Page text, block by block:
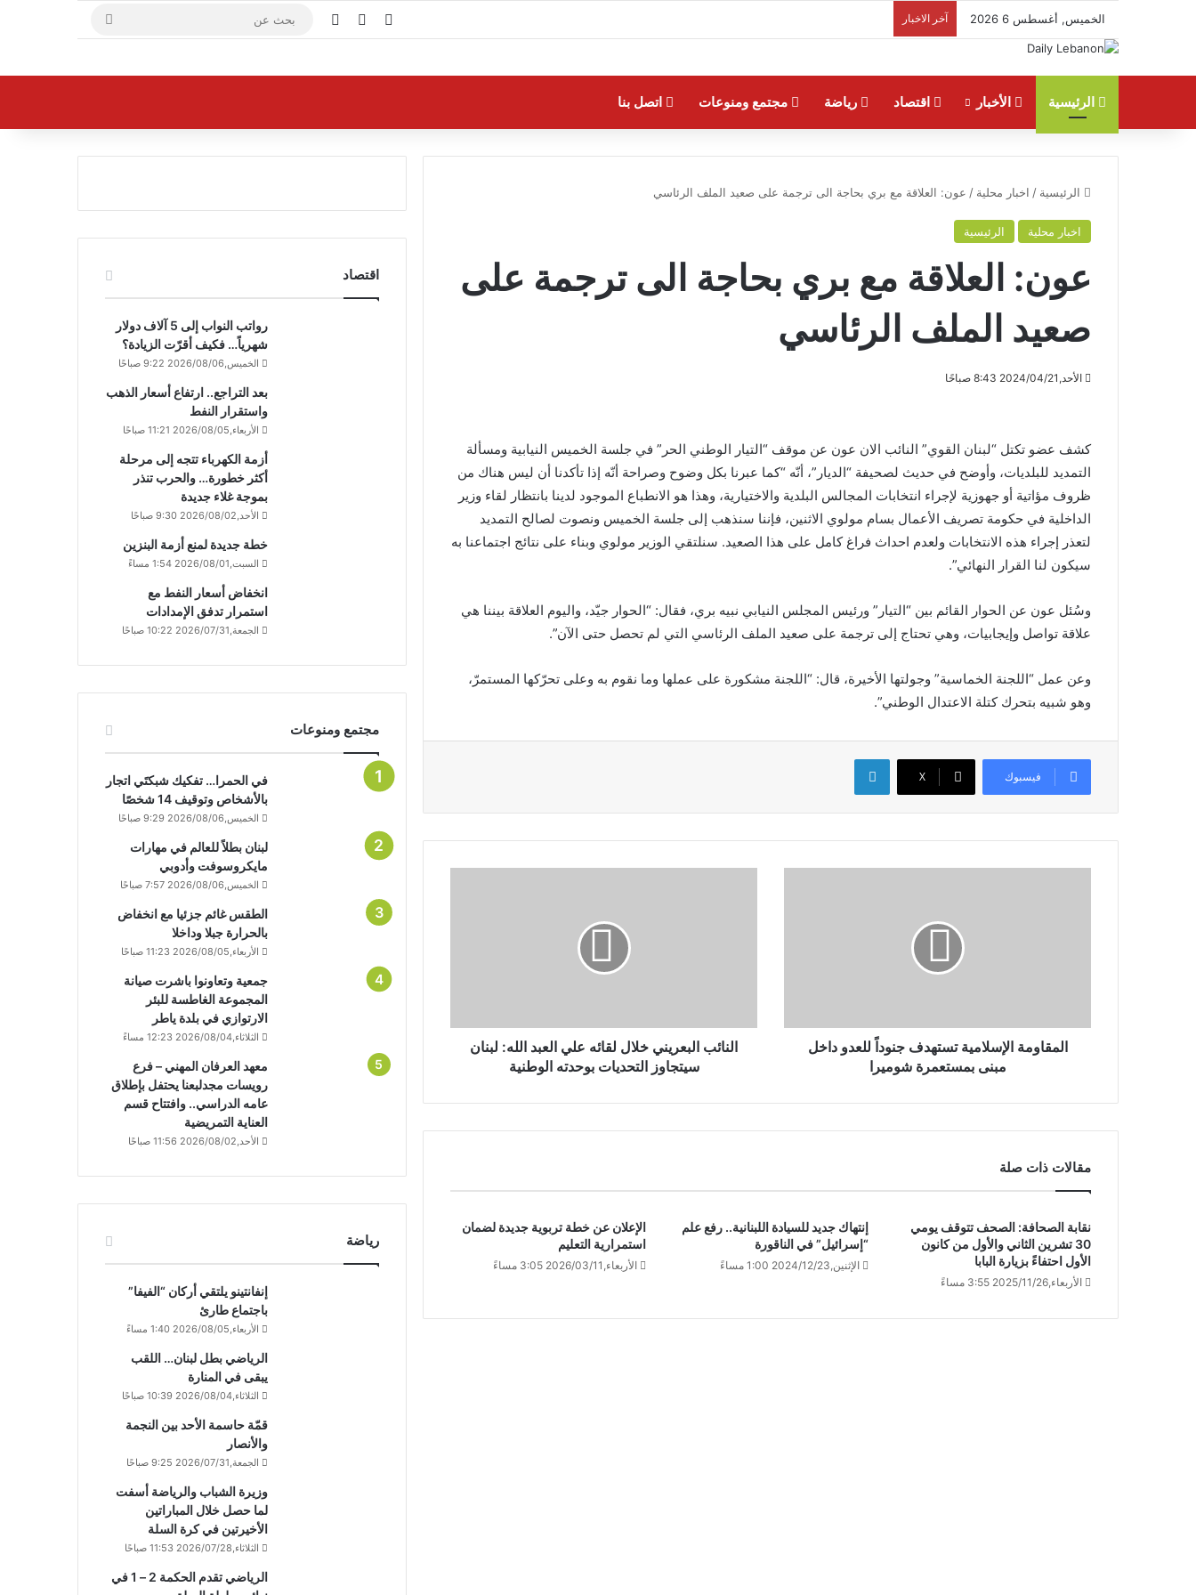
الخميس, أغسطس 6 2026 آخر الاخبار فيسبوك يوتيوب
الرئيسية الأخبار اقتصاد رياضة مجتمع ومنوعات اتصل بنا
الرئيسية / اخبار محلية / عون: العلاقة مع بري بحاجة الى ترجمة على صعيد الملف الرئاسي
اخبار محلية الرئيسية
عون: العلاقة مع بري بحاجة الى ترجمة على
صعيد الملف الرئاسي
الأحد,2024/04/21 8:43 صباحًا
كشف عضو تكتل “لبنان القوي” النائب الان عون عن موقف “التيار الوطني الحر” في جلسة الخميس النيابية ومسألة
التمديد للبلديات، وأوضح في حديث لصحيفة “الديار”، أنّه “كما عبرنا بكل وضوح وصراحة أنّه إذا تأكدنا أن ليس هناك من
ظروف مؤاتية أو جهوزية لإجراء انتخابات المجالس البلدية والاختيارية، وهذا هو الانطباع الموجود لدينا بانتظار لقاء وزير
الداخلية في حكومة تصريف الأعمال بسام مولوي الاثنين، فإننا سنذهب إلى جلسة الخميس ونصوت لصالح التمديد
لتعذر إجراء هذه الانتخابات ولعدم احداث فراغ كامل على هذا الصعيد. سنلتقي الوزير مولوي وبناء على نتائج اجتماعنا به
سيكون لنا القرار النهائي”.
وسُئل عون عن الحوار القائم بين “التيار” ورئيس المجلس النيابي نبيه بري، فقال: “الحوار جيّد، واليوم العلاقة بيننا هي
علاقة تواصل وإيجابيات، وهي تحتاج إلى ترجمة على صعيد الملف الرئاسي التي لم تحصل حتى الآن”.
وعن عمل “اللجنة الخماسية” وجولتها الأخيرة، قال: “اللجنة مشكورة على عملها وما نقوم به وعلى تحرّكها المستمرّ،
وهو شبيه بتحرك كتلة الاعتدال الوطني”.
فيسبوك X
لينكدإن
المقاومة الإسلامية تستهدف جنوداً للعدو داخل
مبنى بمستعمرة شوميرا
النائب البعريني خلال لقائه علي العبد الله: لبنان
سيتجاوز التحديات بوحدته الوطنية
مقالات ذات صلة
نقابة الصحافة: الصحف تتوقف يومي
30 تشرين الثاني والأول من كانون
الأول احتفاءً بزيارة البابا
الأربعاء,2025/11/26 3:55 مساءً
إنتهاك جديد للسيادة اللبنانية.. رفع علم
“إسرائيل” في الناقورة
الإثنين,2024/12/23 1:00 مساءً
الإعلان عن خطة تربوية جديدة لضمان
استمرارية التعليم
الأربعاء,2026/03/11 3:05 مساءً
اقتصاد
رواتب النواب إلى 5 آلاف دولار
شهرياً… فكيف أقرّت الزيادة؟
الخميس,2026/08/06 9:22 صباحًا
بعد التراجع.. ارتفاع أسعار الذهب
واستقرار النفط
الأربعاء,2026/08/05 11:21 صباحًا
أزمة الكهرباء تتجه إلى مرحلة
أكثر خطورة… والحرب تنذر
بموجة غلاء جديدة
الأحد,2026/08/02 9:30 صباحًا
خطة جديدة لمنع أزمة البنزين
السبت,2026/08/01 1:54 مساءً
انخفاض أسعار النفط مع
استمرار تدفق الإمدادات
الجمعة,2026/07/31 10:22 صباحًا
مجتمع ومنوعات
في الحمرا… تفكيك شبكتَي اتجار
بالأشخاص وتوقيف 14 شخصًا
الخميس,2026/08/06 9:29 صباحًا
لبنان بطلاً للعالم في مهارات
مايكروسوفت وأدوبي
الخميس,2026/08/06 7:57 صباحًا
الطقس غائم جزئيا مع انخفاض
بالحرارة جبلا وداخلا
الأربعاء,2026/08/05 11:23 صباحًا
جمعية وتعاونوا باشرت صيانة
المجموعة الغاطسة للبئر
الارتوازي في بلدة ياطر
الثلاثاء,2026/08/04 12:23 مساءً
معهد العرفان المهني – فرع
رويسات مجدلبعنا يحتفل بإطلاق
عامه الدراسي.. وافتتاح قسم
العناية التمريضية
الأحد,2026/08/02 11:56 صباحًا
رياضة
إنفانتينو يلتقي أركان “الفيفا”
باجتماع طارئ
الأربعاء,2026/08/05 1:40 مساءً
الرياضي بطل لبنان… اللقب
يبقى في المنارة
الثلاثاء,2026/08/04 10:39 صباحًا
قمّة حاسمة الأحد بين النجمة
والأنصار
الجمعة,2026/07/31 9:25 صباحًا
وزيرة الشباب والرياضة أسفت
لما حصل خلال المباراتين
الأخيرتين في كرة السلة
الثلاثاء,2026/07/28 11:53 صباحًا
الرياضي تقدم الحكمة 2 – 1 في